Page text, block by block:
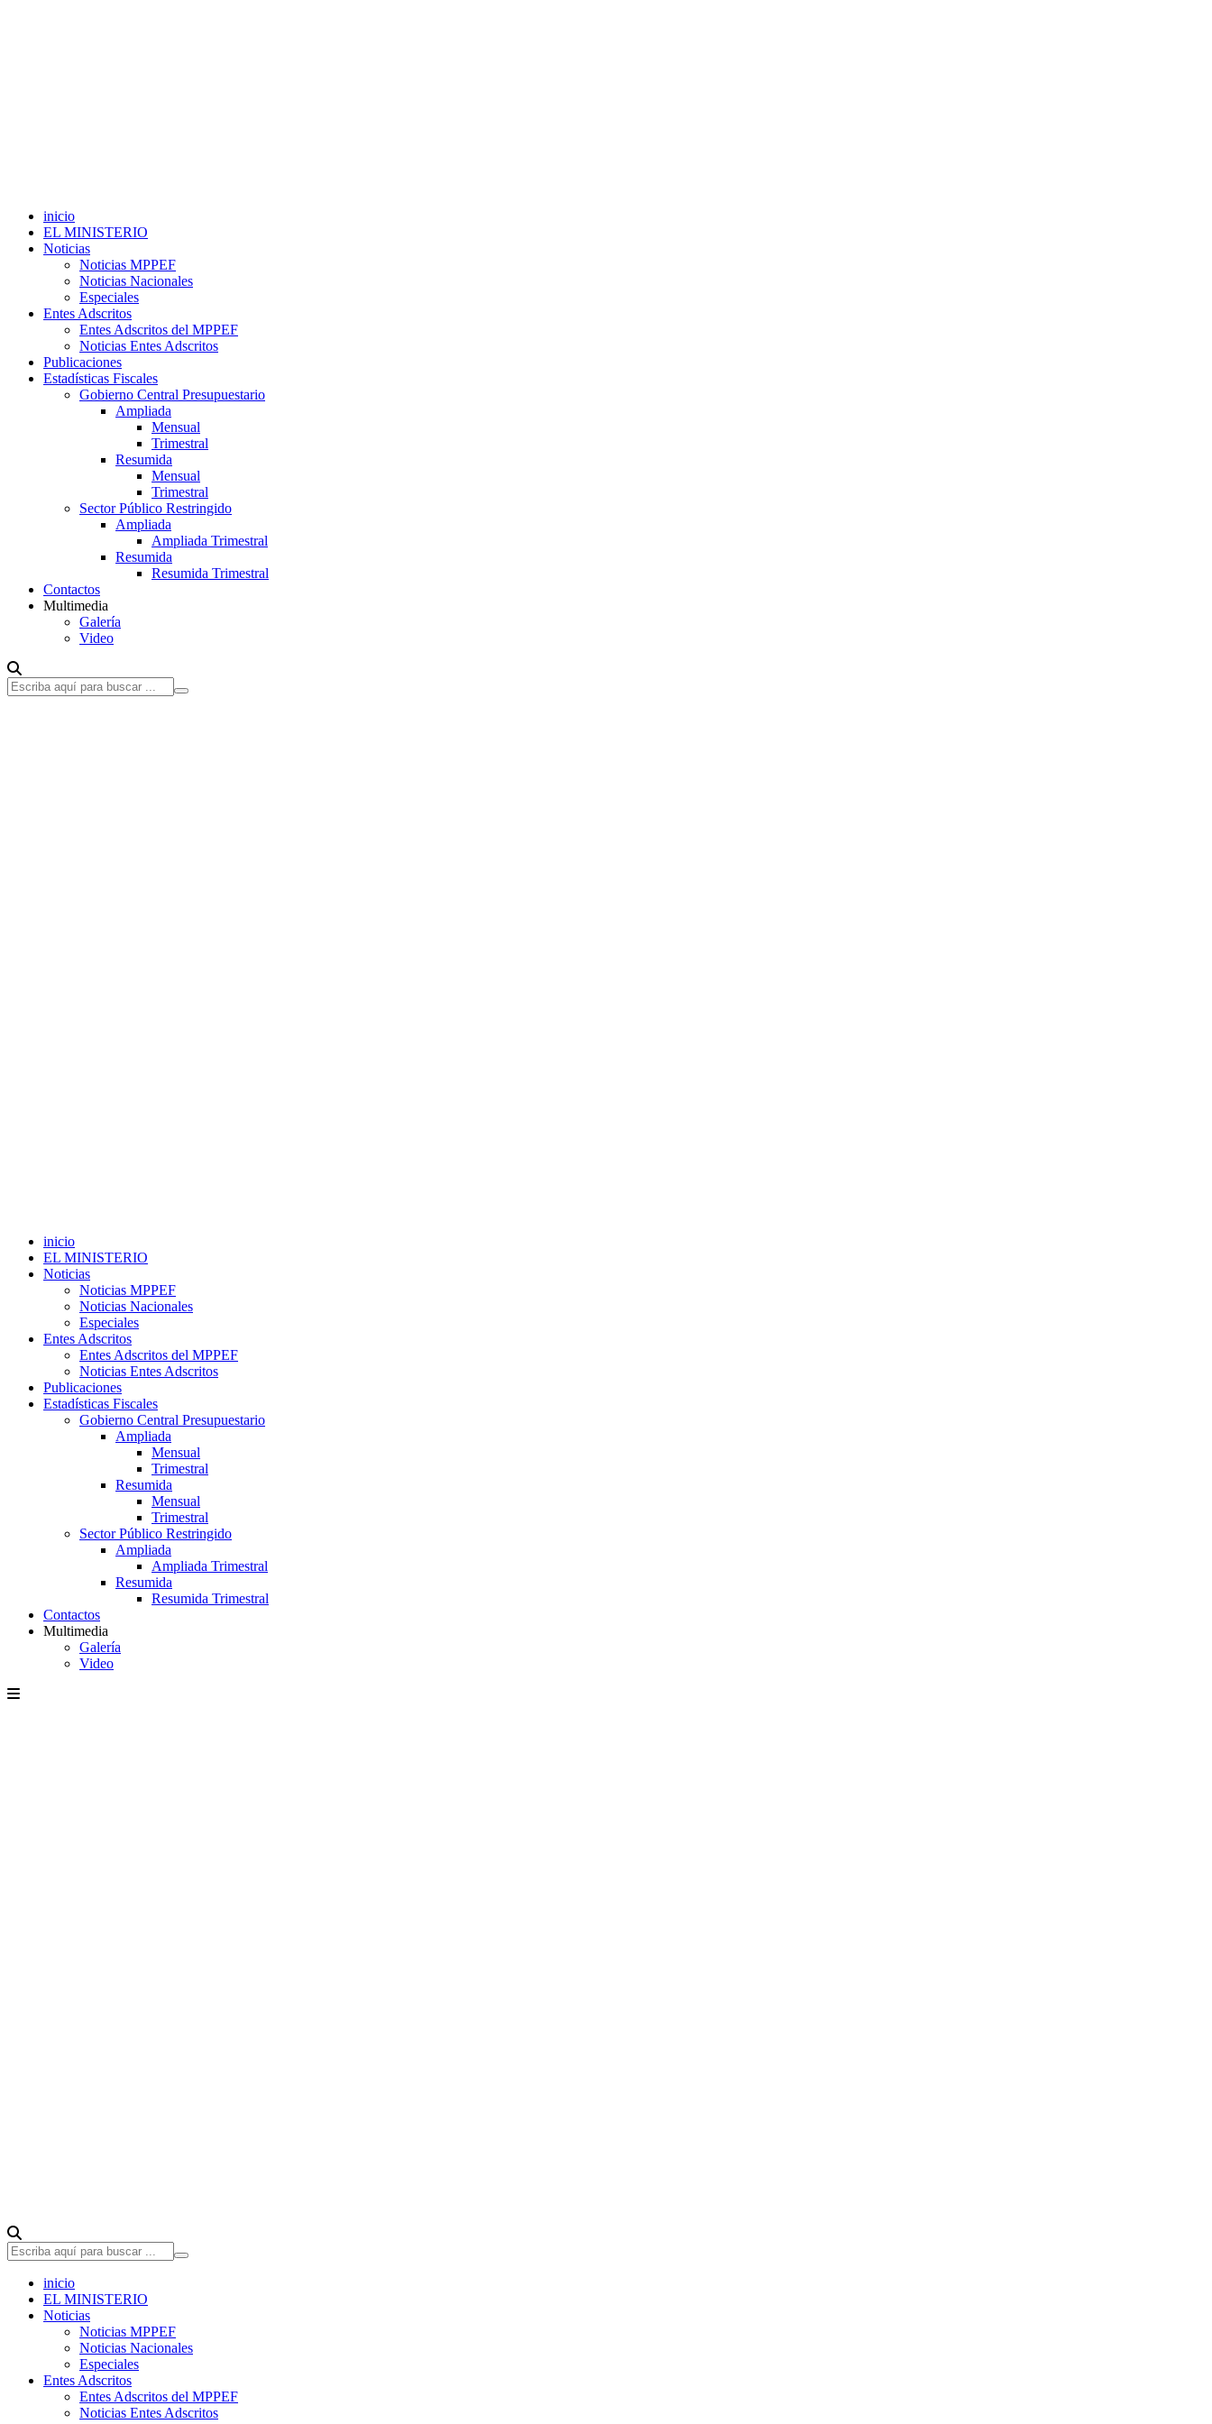
inicio
EL MINISTERIO
Noticias
Noticias MPPEF
Noticias Nacionales
Especiales
Entes Adscritos
Entes Adscritos del MPPEF
Noticias Entes Adscritos
Publicaciones
Estadísticas Fiscales
Gobierno Central Presupuestario
Ampliada
Mensual
Trimestral
Resumida
Mensual
Trimestral
Sector Público Restringido
Ampliada
Ampliada Trimestral
Resumida
Resumida Trimestral
Contactos
Multimedia
Galería
Video
inicio
EL MINISTERIO
Noticias
Noticias MPPEF
Noticias Nacionales
Especiales
Entes Adscritos
Entes Adscritos del MPPEF
Noticias Entes Adscritos
Publicaciones
Estadísticas Fiscales
Gobierno Central Presupuestario
Ampliada
Mensual
Trimestral
Resumida
Mensual
Trimestral
Sector Público Restringido
Ampliada
Ampliada Trimestral
Resumida
Resumida Trimestral
Contactos
Multimedia
Galería
Video
inicio
EL MINISTERIO
Noticias
Noticias MPPEF
Noticias Nacionales
Especiales
Entes Adscritos
Entes Adscritos del MPPEF
Noticias Entes Adscritos